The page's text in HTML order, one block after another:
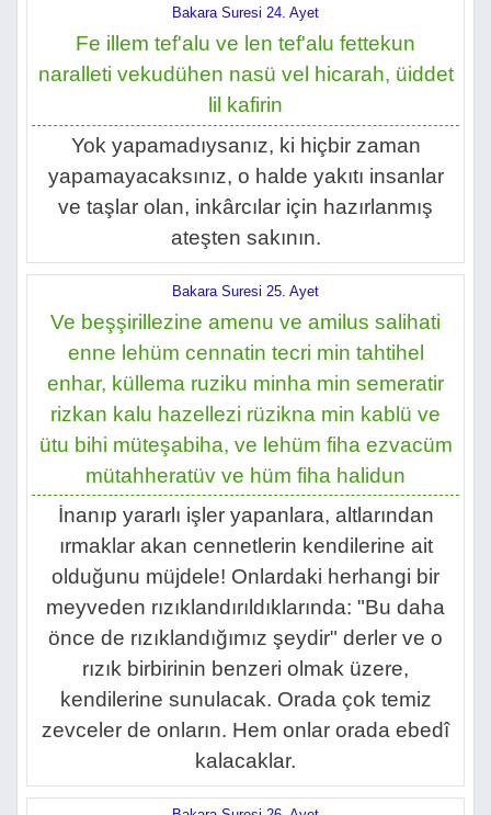
Bakara Suresi 24. Ayet
Fe illem tef'alu ve len tef'alu fettekun
naralleti vekudühen nasü vel hicarah, üiddet
lil kafirin
Yok yapamadıysanız, ki hiçbir zaman
yapamayacaksınız, o halde yakıtı insanlar
ve taşlar olan, inkârcılar için hazırlanmış
ateşten sakının.
Bakara Suresi 25. Ayet
Ve beşşirillezine amenu ve amilus salihati
enne lehüm cennatin tecri min tahtihel
enhar, küllema ruziku minha min semeratir
rizkan kalu hazellezi rüzikna min kablü ve
ütu bihi müteşabiha, ve lehüm fiha ezvacüm
mütahheratüv ve hüm fiha halidun
İnanıp yararlı işler yapanlara, altlarından
ırmaklar akan cennetlerin kendilerine ait
olduğunu müjdele! Onlardaki herhangi bir
meyveden rızıklandırıldıklarında: "Bu daha
önce de rızıklandığımız şeydir" derler ve o
rızık birbirinin benzeri olmak üzere,
kendilerine sunulacak. Orada çok temiz
zevceler de onların. Hem onlar orada ebedî
kalacaklar.